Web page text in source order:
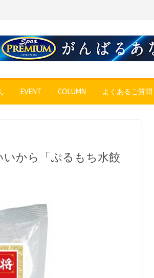
EVENT COLUMN よくあるご質問
から「ぷるもち水餃